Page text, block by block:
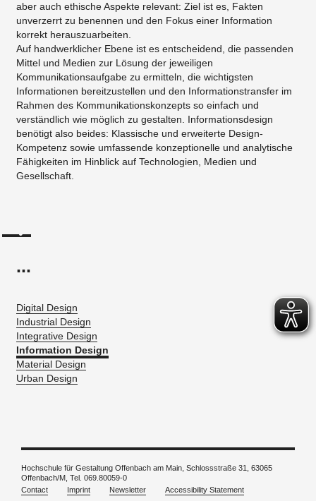
aber auch ethische Aspekte relevant: Ziel ist es, Fakten
unverzerrt zu benennen und den Fokus einer Information
korrekt herauszuarbeiten.
Auf handwerklicher Ebene ist es entscheidend, die passenden
Mittel und Medien zur Lösung der jeweiligen
Kommunikationsaufgabe zu ermitteln, die wichtigsten
Informationen bereitzustellen und den Informationstransfer im
Rahmen des Kommunikationskonzepts so einfach und
verständlich wie möglich zu gestalten. Informationsdesign
benötigt also beides: Klassische und erweiterte Design-
Kompetenz sowie umfassende konzeptionelle und analytische
Fähigkeiten im Hinblick auf Technologien, Medien und
Gesellschaft.
...
Digital Design
Industrial Design
Integrative Design
Information Design
Material Design
Urban Design
Hochschule für Gestaltung Offenbach am Main, Schlossstraße 31, 63065
Offenbach/M, Tel. 069.80059-0
Contact
Imprint Newsletter Accessibility Statement